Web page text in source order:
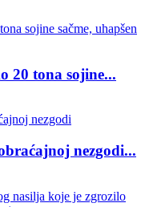
20 tona sojine...
nezgodi...